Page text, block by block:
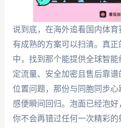
说到底，在海外追看国内体
有成熟的方案可以扫清。真
中，找到那个能提供全球智
定流量、安全加密且售后靠
位置问题，那份与同胞同步
感便瞬间回归。泡面已经泡好
你不会再错过任何一次精彩